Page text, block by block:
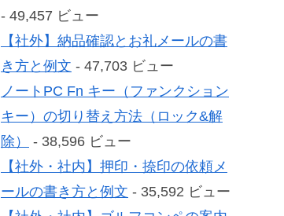
- 49,457 ビュー
【社外】納品確認とお礼メールの書
き方と例文 - 47,703 ビュー
ノートPC Fn キー（ファンクション
キー）の切り替え方法（ロック&解
除）
- 38,596 ビュー
【社外・社内】押印・捺印の依頼メ
ールの書き方と例文 - 35,592 ビュー